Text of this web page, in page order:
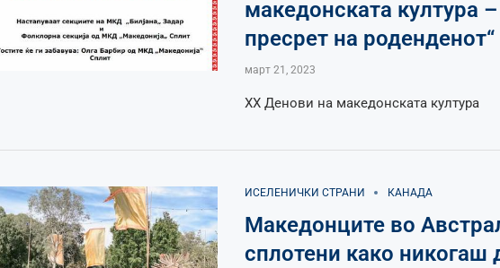
македонската култура
пресрет на роденденот“
март 21, 2023
XX Денови на македонската култура
ИСЕЛЕНИЧКИ СТРАНИ КАНАДА
Македонците во
сплотени како никогаш